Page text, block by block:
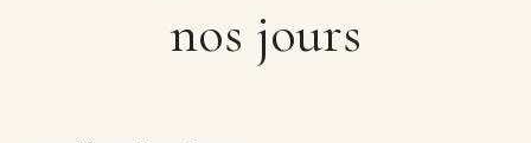
nos jours